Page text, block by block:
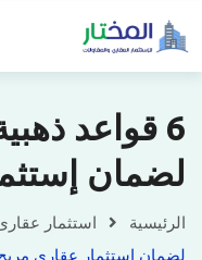
6 قواعد
لضمان
الرئيسية استثمار
لضمان إستثمار عقاري